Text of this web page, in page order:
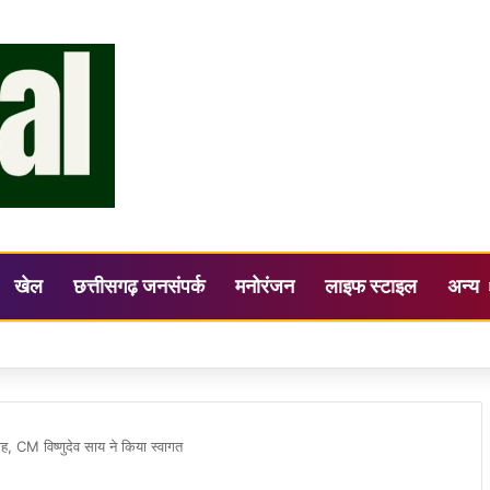
खेल छत्तीसगढ़ जनसंपर्क मनोरंजन लाइफ स्टाइल अन्य
CM विष्णुदेव साय ने किया स्वागत